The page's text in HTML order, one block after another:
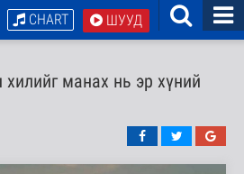
ШУУД
CHART
манах нь эр хүний